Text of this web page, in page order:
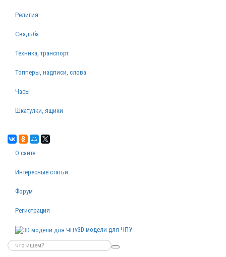
Религия
Свадьба
Техника, транспорт
Топперы, надписи, слова
Часы
Шкатулки, ящики
О сайте
Интересные статьи
Форум
Регистрация
3D модели для ЧПУ